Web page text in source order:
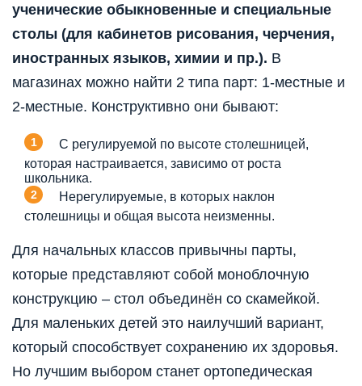
ученические обыкновенные и специальные
столы (для кабинетов рисования, черчения,
иностранных языков, химии и пр.). В
магазинах можно найти 2 типа парт: 1-местные и
2-местные. Конструктивно они бывают:
С регулируемой по высоте столешницей,
которая настраивается, зависимо от роста
школьника.
Нерегулируемые, в которых наклон
столешницы и общая высота неизменны.
Для начальных классов привычны парты,
которые представляют собой моноблочную
конструкцию – стол объединён со скамейкой.
Для маленьких детей это наилучший вариант,
который способствует сохранению их здоровья.
Но лучшим выбором станет ортопедическая